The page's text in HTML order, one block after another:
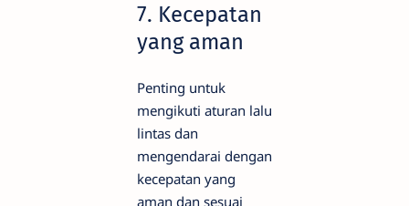
7. Kecepatan
yang aman
Penting untuk
mengikuti aturan lalu
lintas dan
mengendarai dengan
kecepatan yang
aman dan sesuai